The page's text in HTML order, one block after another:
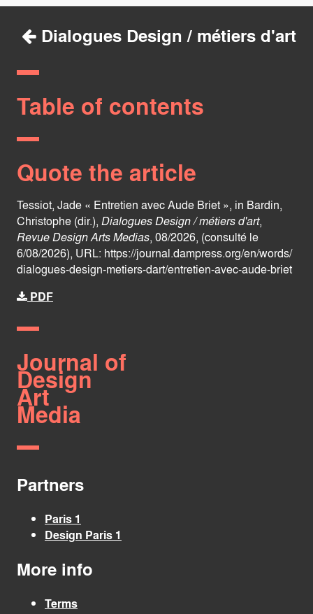
Dialogues Design / métiers d'art
Table of contents
Quote the article
Tessiot, Jade « Entretien avec Aude Briet », in Bardin,
Christophe (dir.), Dialogues Design / métiers d'art,
Revue Design Arts Medias, 08/2026, (consulté le
6/08/2026), URL: https://journal.dampress.org/en/words/
dialogues-design-metiers-dart/entretien-avec-aude-briet
PDF
Journal of
Design
Art
Media
Partners
Paris 1
Design Paris 1
More info
Terms